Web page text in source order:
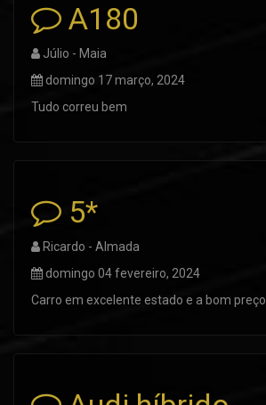
A180
Júlio - Maia
domingo 17 março, 2024
Tudo correu bem
5*
Ricardo - Almada
domingo 04 fevereiro, 2024
Carro em excelente estado e a bom preço